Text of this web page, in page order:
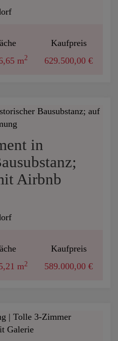
m2
Kaufpreis
629.500,00 €
in
Airbnb
m2
Kaufpreis
589.000,00 €